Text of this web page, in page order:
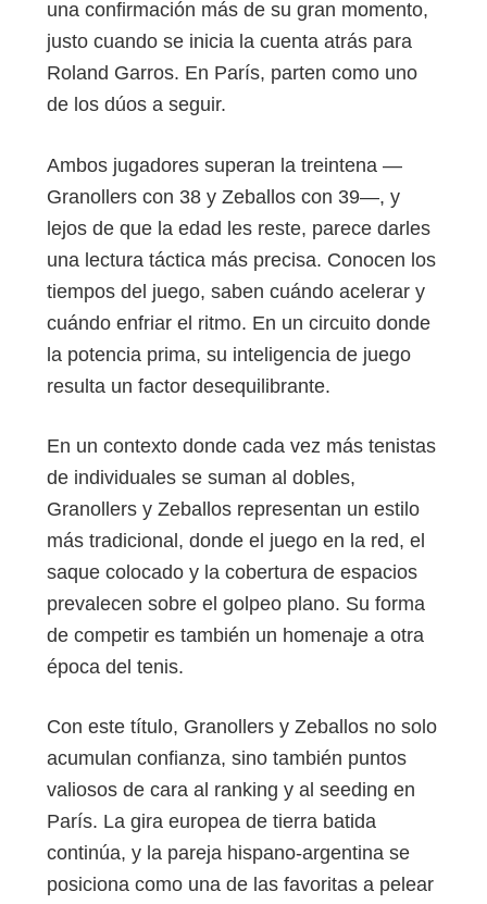
una confirmación más de su gran momento,
justo cuando se inicia la cuenta atrás para
Roland Garros. En París, parten como uno
de los dúos a seguir.
Ambos jugadores superan la treintena —
Granollers con 38 y Zeballos con 39—, y
lejos de que la edad les reste, parece darles
una lectura táctica más precisa. Conocen los
tiempos del juego, saben cuándo acelerar y
cuándo enfriar el ritmo. En un circuito donde
la potencia prima, su inteligencia de juego
resulta un factor desequilibrante.
En un contexto donde cada vez más tenistas
de individuales se suman al dobles,
Granollers y Zeballos representan un estilo
más tradicional, donde el juego en la red, el
saque colocado y la cobertura de espacios
prevalecen sobre el golpeo plano. Su forma
de competir es también un homenaje a otra
época del tenis.
Con este título, Granollers y Zeballos no solo
acumulan confianza, sino también puntos
valiosos de cara al ranking y al seeding en
París. La gira europea de tierra batida
continúa, y la pareja hispano-argentina se
posiciona como una de las favoritas a pelear